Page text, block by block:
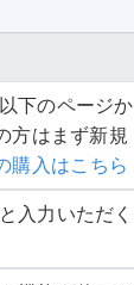
下のページか
方はまず新規
購入はこちら
入力いただく